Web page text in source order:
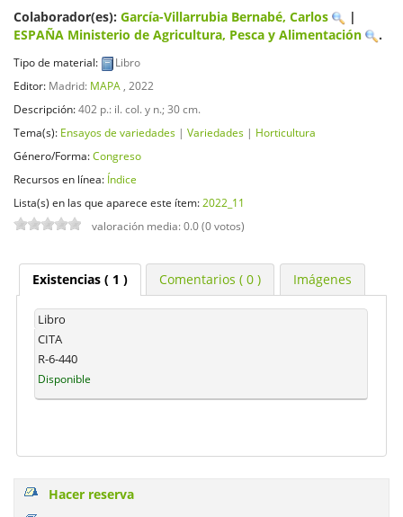
Colaborador(es): García-Villarrubia Bernabé, Carlos
|
ESPAÑA Ministerio de Agricultura, Pesca y Alimentación
.
Tipo de material:
Libro
Editor: Madrid: MAPA
, 2022
Descripción:402 p.: il. col. y n.; 30 cm.
Tema(s): Ensayos de variedades | Variedades | Horticultura
Género/Forma:Congreso
Recursos en línea: Índice
Lista(s) en las que aparece este ítem: 2022_11
valoración media: 0.0 (0 votos)
Existencias( 1 ) Comentarios ( 0 ) Imágenes
Libro
CITA
R-6-440
Disponible
Hacer reserva